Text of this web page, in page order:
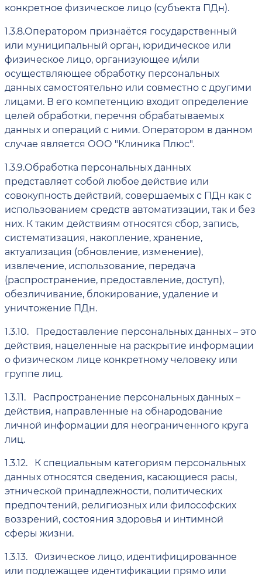
конкретное физическое лицо (субъекта ПДн).
1.3.8.Оператором признаётся государственный
или муниципальный орган, юридическое или
физическое лицо, организующее и/или
осуществляющее обработку персональных
данных самостоятельно или совместно с другими
лицами. В его компетенцию входит определение
целей обработки, перечня обрабатываемых
данных и операций с ними. Оператором в данном
случае является ООО "Клиника Плюс".
1.3.9.Обработка персональных данных
представляет собой любое действие или
совокупность действий, совершаемых с ПДн как с
использованием средств автоматизации, так и без
них. К таким действиям относятся сбор, запись,
систематизация, накопление, хранение,
актуализация (обновление, изменение),
извлечение, использование, передача
(распространение, предоставление, доступ),
обезличивание, блокирование, удаление и
уничтожение ПДн.
1.3.10.
Предоставление персональных данных – это
действия, нацеленные на раскрытие информации
о физическом лице конкретному человеку или
группе лиц.
1.3.11.
Распространение персональных данных –
действия, направленные на обнародование
личной информации для неограниченного круга
лиц.
1.3.12.
К специальным категориям персональных
данных относятся сведения, касающиеся расы,
этнической принадлежности, политических
предпочтений, религиозных или философских
воззрений, состояния здоровья и интимной
сферы жизни.
1.3.13. Физическое лицо, идентифицированное
или подлежащее идентификации прямо или